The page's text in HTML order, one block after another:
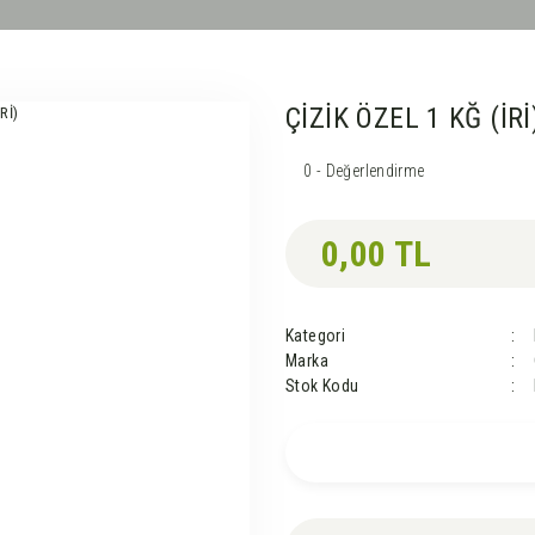
ÇİZİK ÖZEL 1 KĞ
0 - Değerlendirme
0,00 TL
Kategori
Marka
Stok Kodu